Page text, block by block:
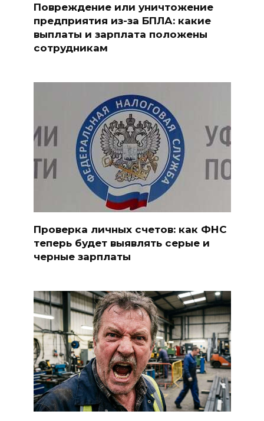
Повреждение или уничтожение
предприятия из-за БПЛА: какие
выплаты и зарплата положены
сотрудникам
Проверка личных счетов: как ФНС
теперь будет выявлять серые и
черные зарплаты